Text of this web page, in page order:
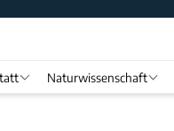
Naturwissenschaft